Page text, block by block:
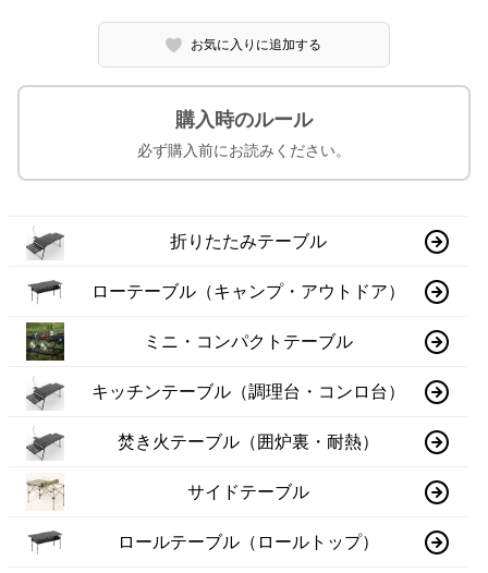
お気に入りに追加する
購入時のルール
必ず購入前にお読みください。
折りたたみテーブル
ローテーブル（キャンプ・アウトドア）
ミニ・コンパクトテーブル
キッチンテーブル（調理台・コンロ台）
焚き火テーブル（囲炉裏・耐熱）
サイドテーブル
ロールテーブル（ロールトップ）